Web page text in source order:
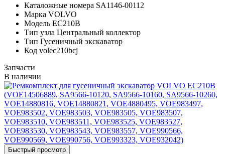
Каталожные номера SA1146-00112
Марка VOLVO
Модель EC210B
Тип узла Центральный коллектор
Тип Гусеничный экскаватор
Код volec210bcj
Запчасти
В наличии